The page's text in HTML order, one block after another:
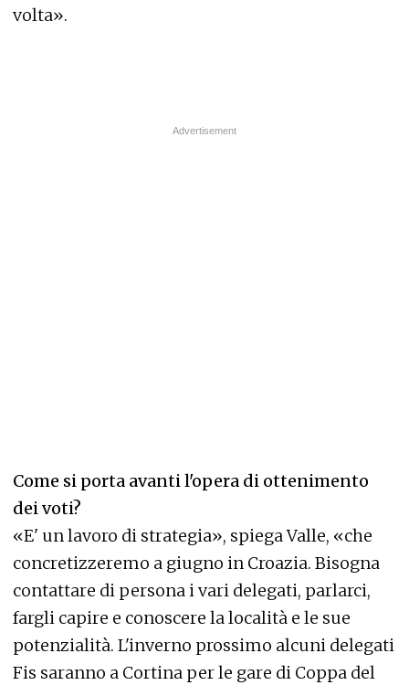
volta».
Come si porta avanti l'opera di ottenimento
dei voti?
«E' un lavoro di strategia», spiega Valle, «che
concretizzeremo a giugno in Croazia. Bisogna
contattare di persona i vari delegati, parlarci,
fargli capire e conoscere la località e le sue
potenzialità. L'inverno prossimo alcuni delegati
Fis saranno a Cortina per le gare di Coppa del